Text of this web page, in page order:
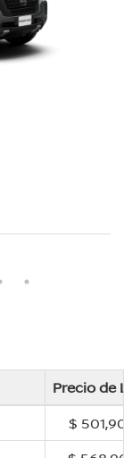
Precio de
$